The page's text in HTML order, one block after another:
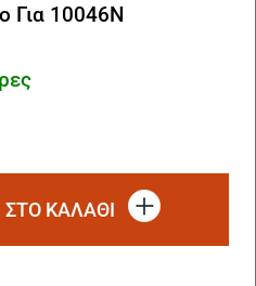
Για 10046N
ΚΑΛΑΘΙ